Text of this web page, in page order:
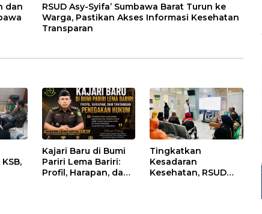
dan
RSUD Asy-Syifa’ Sumbawa Barat Turun ke
Warga, Pastikan Akses Informasi Kesehatan
Transparan
Kajari Baru di Bumi
Pariri Lema Bariri:
Profil, Harapan, dan
Tingkatkan
Kesadaran
Kesehatan, RSUD